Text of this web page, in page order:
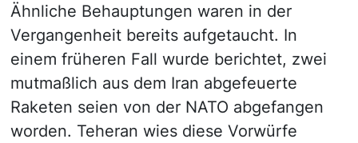
Ähnliche Behauptungen waren in der
Vergangenheit bereits aufgetaucht. In
einem früheren Fall wurde berichtet, zwei
mutmaßlich aus dem Iran abgefeuerte
Raketen seien von der NATO abgefangen
worden. Teheran wies diese Vorwürfe